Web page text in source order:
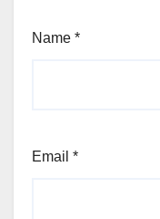
Name *
Email *